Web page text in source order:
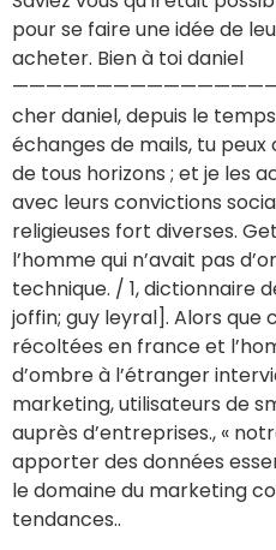
pour se faire une idée de
acheter. Bien à toi daniel
cher daniel, depuis le
échanges de mails, tu peux
de tous horizons ; et je les
avec leurs convictions
religieuses fort diverses.
l’homme qui n’avait pas
technique. / 1, dictionnaire
joffin; guy leyral]. Alors que
récoltées en france et
d’ombre à l’étranger
marketing, utilisateurs de
auprès d’entreprises., «
apporter des données
le domaine du marketing
tendances..